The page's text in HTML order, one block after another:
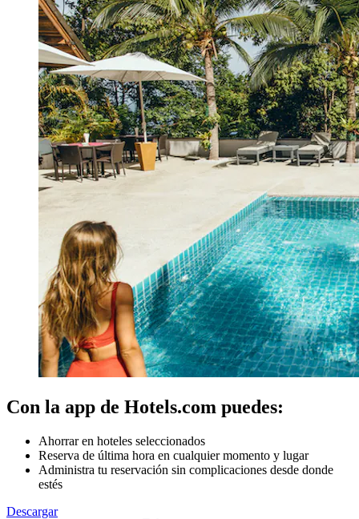
Con la app de Hotels.com puedes:
Ahorrar en hoteles seleccionados
Reserva de última hora en cualquier momento y lugar
Administra tu reservación sin complicaciones desde donde
estés
Descargar